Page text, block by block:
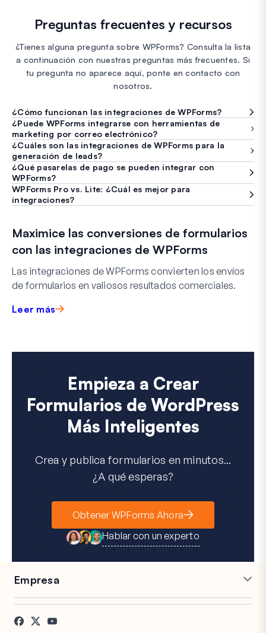
Preguntas frecuentes y recursos
¿Tienes alguna pregunta sobre WPForms? Consulta la lista
a continuación con nuestras preguntas más frecuentes. Si
tu pregunta no aparece aquí, ponte en contacto con
nosotros.
¿Cómo funcionan las integraciones de WPForms?
¿Puede WPForms integrarse con herramientas de
marketing por correo electrónico?
¿Cuáles son las integraciones de WPForms para la
generación de leads?
¿Qué pasarelas de pago se pueden integrar con
WPForms?
WPForms Pro vs. Lite: ¿Cuál es mejor para
integraciones?
Maximice las conversiones de formularios
con las integraciones de WPForms
Las integraciones de WPForms convierten los envíos
de formularios en valiosos resultados comerciales.
Leer más
Empieza a Crear
Formularios de WordPress
Más Inteligentes
Crea y publica formularios en minutos...
¿A qué esperas?
Obtener WPForms Ahora
Hablar con un experto
Empresa
Carreras
Testimonios
Afiliados